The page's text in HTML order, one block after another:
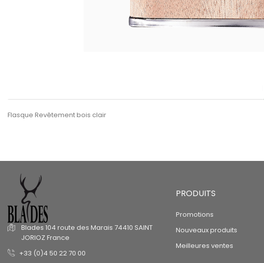
Flasque Revêtement bois clair
Blades 104 route des Marais 74410 SAINT
JORIOZ France
+33 (0)4 50 22 70 00
PRODUITS
Promotions
Nouveaux produits
Meilleures ventes